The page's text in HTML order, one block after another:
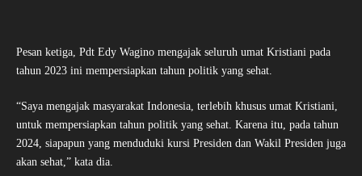
Pesan ketiga, Pdt Edy Wagino mengajak seluruh umat Kristiani pada
tahun 2023 ini mempersiapkan tahun politik yang sehat.
“Saya mengajak masyarakat Indonesia, terlebih khusus umat Kristiani,
untuk mempersiapkan tahun politik yang sehat. Karena itu, pada tahun
2024, siapapun yang menduduki kursi Presiden dan Wakil Presiden juga
akan sehat,” kata dia.